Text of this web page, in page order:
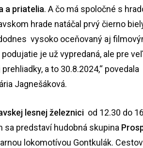
a priatelia. A čo má spoločné s
hrade natáčal prvý čierno
vysoko oceňovaný aj
je už vypredaná, ale pre
a to 30.8.2024,“ povedala
Jagnešáková.
lesnej železnici od 12.30 do
sa predstaví hudobná skupina
lokomotívou Gontkulák.